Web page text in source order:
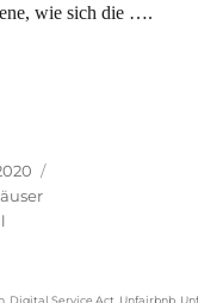
wie sich die ….
Studie zeigt die
Digital Service Act Unfairbnb